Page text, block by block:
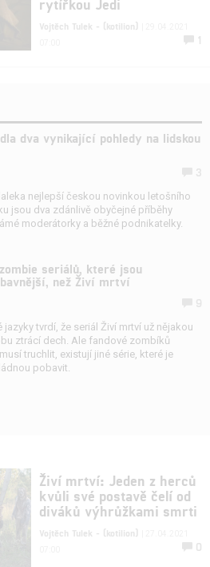
rytířkou Jedi
Vojtěch Tulek - (kotilion)
1
dva vynikající pohledy na lidskou
nejlepší českou novinkou letošního
jsou dva zdánlivě obyčejné příběhy
moderátorky a běžné podnikatelky.
seriálů, které jsou
než Živí mrtví
jazyky tvrdí, že seriál Živí mrtví už nějakou
ztrácí dech. Ale fandové zombíků
truchlit, existují jiné série, které je
pobavit.
Živí mrtví: Jeden z herců
kvůli své postavě čelí od
diváků výhrůžkami smrti
Vojtěch Tulek - (kotilion)
0